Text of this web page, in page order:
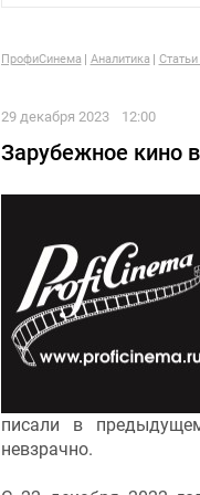
ПрофиСинема Аналитика
29 декабря 2023 12:00
Зарубежное кино
писали в
невзрачно.